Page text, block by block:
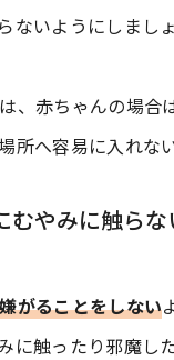
ないようにしましょ
、赤ちゃんの場
所へ容易に入れな
やみに触らな
がることをしない
に触ったり邪魔し